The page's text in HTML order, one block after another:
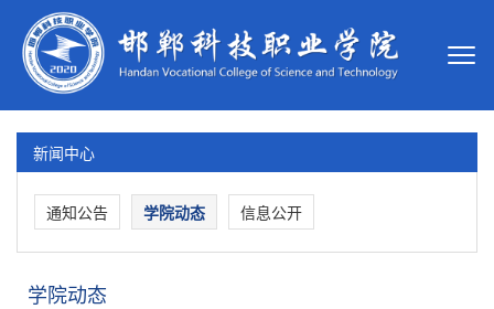
新闻中心
通知公告 学院动态 信息公开
学院动态